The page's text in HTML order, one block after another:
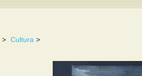
> Cultura >